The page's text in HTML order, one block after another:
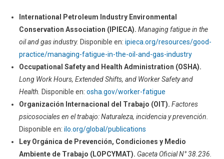
International Petroleum Industry Environmental
Conservation Association (IPIECA). Managing fatigue in the
oil and gas industry. Disponible en: ipieca.org/resources/good-
practice/managing-fatigue-in-the-oil-and-gas-industry
Occupational Safety and Health Administration (OSHA).
Long Work Hours, Extended Shifts, and Worker Safety and
Health. Disponible en: osha.gov/worker-fatigue
Organización Internacional del Trabajo (OIT). Factores
psicosociales en el trabajo: Naturaleza, incidencia y prevención.
Disponible en: ilo.org/global/publications
Ley Orgánica de Prevención, Condiciones y Medio
Ambiente de Trabajo (LOPCYMAT). Gaceta Oficial N° 38.236.